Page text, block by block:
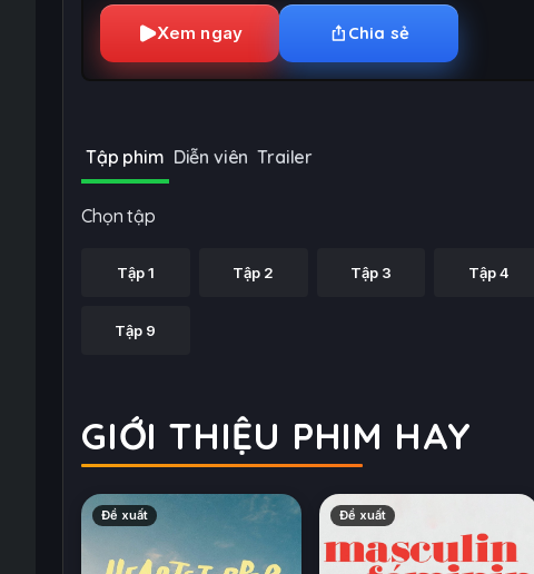
Xem ngay Chia sẻ
Tập phim Diễn viên Trailer
Chọn tập
Tập 1 Tập 2 Tập 3 Tập 4
Tập 9
GIỚI THIỆU PHIM HAY
Đề xuất Đề xuất